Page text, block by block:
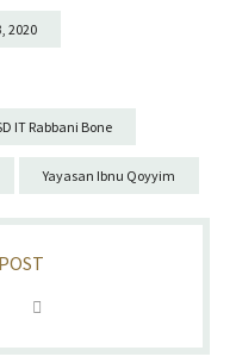
2020
IT Rabbani Bone
Yayasan Ibnu Qoyyim